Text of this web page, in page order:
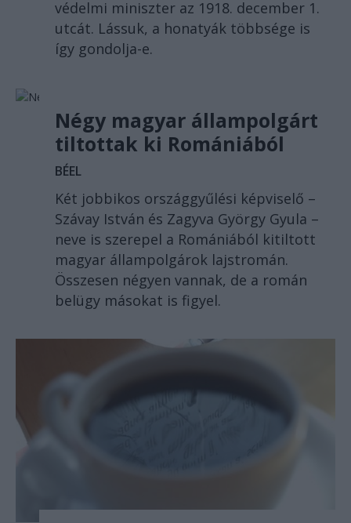
védelmi miniszter az 1918. december 1.
utcát. Lássuk, a honatyák többsége is
így gondolja-e.
Négy magyar állampolgárt
tiltottak ki Romániából
BÉEL
Két jobbikos országgyűlési képviselő –
Szávay István és Zagyva György Gyula –
neve is szerepel a Romániából kitiltott
magyar állampolgárok lajstromán.
Összesen négyen vannak, de a román
belügy másokat is figyel.